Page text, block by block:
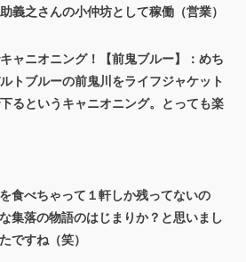
義之さんの小仲坊として稼働（営業）
ャニオニング！【前鬼ブルー】：めち
トブルーの前鬼川をライフジャケット
るというキャニオニング。とっても楽
食べちゃって１軒しか残ってないの
集落の物語のはじまりか？と思いまし
ですね（笑）